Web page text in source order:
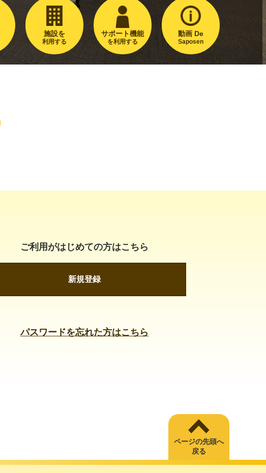
施設を
利用する
サポート機能
を利用する
動画 De
Saposen
ご利用がはじめての方はこちら
新規登録
パスワードを忘れた方はこちら
ページの先頭へ
戻る